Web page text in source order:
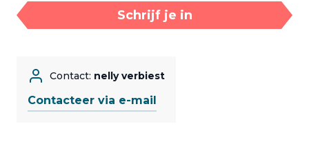
Schrijf je in
Contact: nelly verbiest
Contacteer via e-mail